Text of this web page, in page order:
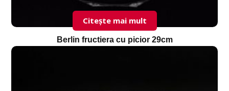
Berlin fructiera cu picior 29cm
Citește mai mult